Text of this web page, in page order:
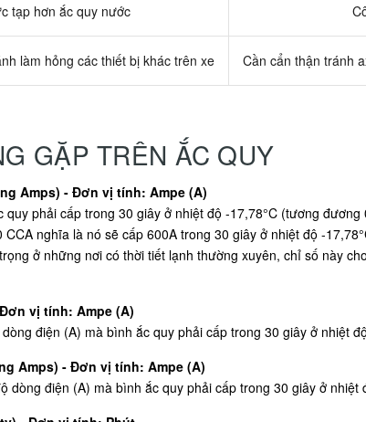
tạp hơn ắc quy nước
làm hỏng các thiết bị khác trên xe Cần cẩn thận tránh
GẶP TRÊN ẮC QUY
Amps) - Đơn vị tính: Ampe (A)
phải cấp trong 30 giây ở nhiệt độ -17,78°C (tương
nghĩa là nó sẽ cấp 600A trong 30 giây ở nhiệt độ -
ở những nơi có thời tiết lạnh thường xuyên, chỉ số này
vị tính: Ampe (A)
điện (A) mà bình ắc quy phải cấp trong 30 giây ở nhiệt
Amps) - Đơn vị tính: Ampe (A)
điện (A) mà bình ắc quy phải cấp trong 30 giây ở nhiệt